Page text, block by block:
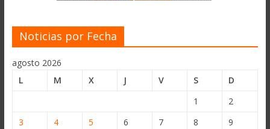
Noticias por Fecha
agosto 2026
L
M X J V S
D
1
2
3
4 5 6 7 8
9